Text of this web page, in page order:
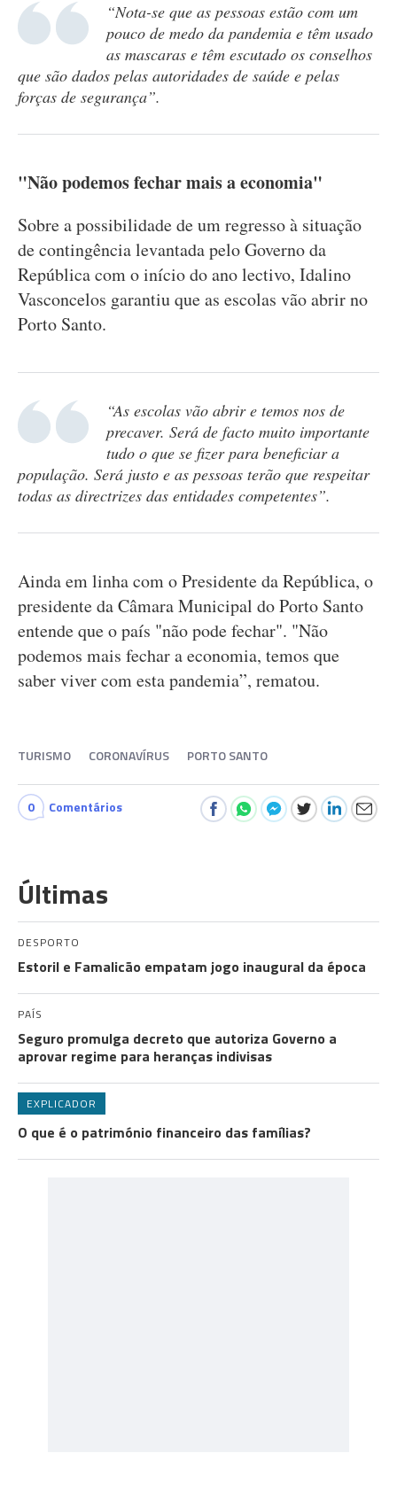
“Nota-se que as pessoas estão com um
pouco de medo da pandemia e têm usado
as mascaras e têm escutado os conselhos
que são dados pelas autoridades de saúde e pelas
forças de segurança”.
"Não podemos fechar mais a economia"
Sobre a possibilidade de um regresso à situação
de contingência levantada pelo Governo da
República com o início do ano lectivo, Idalino
Vasconcelos garantiu que as escolas vão abrir no
Porto Santo.
“As escolas vão abrir e temos nos de
precaver. Será de facto muito importante
tudo o que se fizer para beneficiar a
população. Será justo e as pessoas terão que respeitar
todas as directrizes das entidades competentes”.
Ainda em linha com o Presidente da República, o
presidente da Câmara Municipal do Porto Santo
entende que o país "não pode fechar". "Não
podemos mais fechar a economia, temos que
saber viver com esta pandemia”, rematou.
TURISMO CORONAVÍRUS PORTO SANTO
0 Comentários
Últimas
DESPORTO
Estoril e Famalicão empatam jogo inaugural da época
PAÍS
Seguro promulga decreto que autoriza Governo a
aprovar regime para heranças indivisas
EXPLICADOR
O que é o património financeiro das famílias?